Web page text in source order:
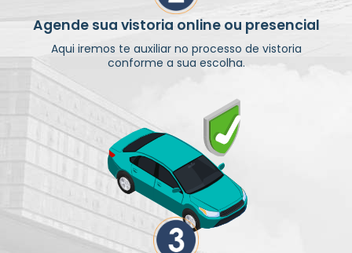
Agende sua vistoria online ou presencial
Aqui iremos te auxiliar no processo de vistoria
conforme a sua escolha.